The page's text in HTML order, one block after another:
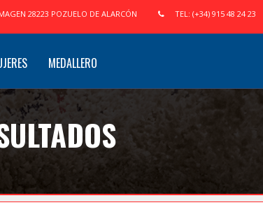
28223 POZUELO DE ALARCÓN TEL: (+34) 915 48 24 23
MEDALLERO